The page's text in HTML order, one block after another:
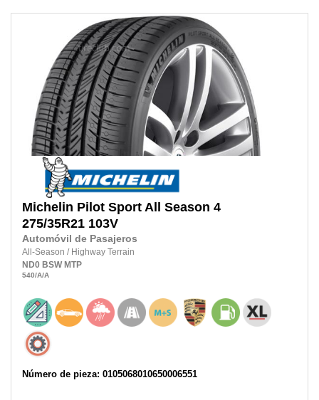
Michelin Pilot Sport All Season 4
275/35R21 103V
Automóvil de Pasajeros
All-Season / Highway Terrain
ND0 BSW MTP
540/A/A
Número de pieza: 0105068010650006551